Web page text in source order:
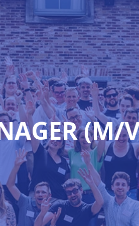
(M/